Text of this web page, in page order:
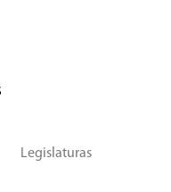
Legislaturas